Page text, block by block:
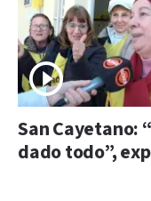
San Cayetano:
dado todo”,